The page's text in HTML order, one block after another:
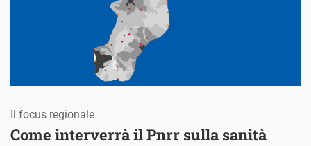
Come interverrà il Pnrr sulla sanità
Il focus regionale